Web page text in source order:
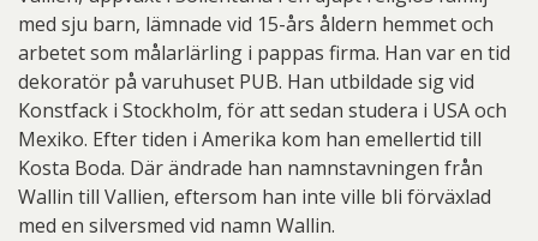
med sju barn, lämnade vid 15-års åldern hemmet och
arbetet som målarlärling i pappas firma. Han var en tid
dekoratör på varuhuset PUB. Han utbildade sig vid
Konstfack i Stockholm, för att sedan studera i USA och
Mexiko. Efter tiden i Amerika kom han emellertid till
Kosta Boda. Där ändrade han namnstavningen från
Wallin till Vallien, eftersom han inte ville bli förväxlad
med en silversmed vid namn Wallin.